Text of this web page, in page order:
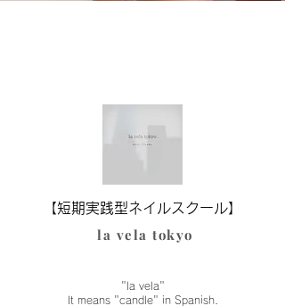
【短期実践型ネイルスクール】
​la vela tokyo
"la vela"
It means "candle" in Spanish.